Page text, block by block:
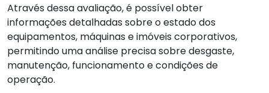
Através dessa avaliação, é possível obter
informações detalhadas sobre o estado dos
equipamentos, máquinas e imóveis corporativos,
permitindo uma análise precisa sobre desgaste,
manutenção, funcionamento e condições de
operação.